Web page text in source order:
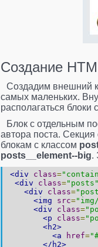
Создание
Создадим внешний
самых маленьких.
располагаться блоки
Блок с отдельным
автора поста.
блокам с классом
posts__element--big.
<div class=
<div
class="posts"
<div
class=
<img
src=
<div
class=
<p
class=
<h2>
<a
href=
</h2>